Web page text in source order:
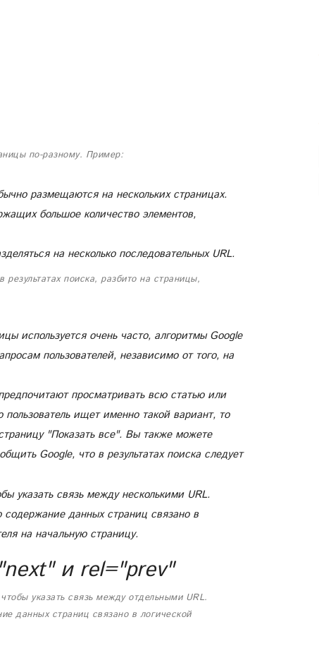
по-разному. Пример:
размещаются на нескольких страницах.
большое количество элементов,
на несколько последовательных URL.
поиска, разбито на страницы,
используется очень часто, алгоритмы Google
пользователей, независимо от того, на
просматривать всю статью или
ищет именно такой вариант, то
"Показать все". Вы также можете
Google, что в результатах поиска следует
указать связь между несколькими URL.
содержание данных страниц связано в
на начальную страницу.
и rel="prev"
указать связь между отдельными URL.
данных страниц связано в логической